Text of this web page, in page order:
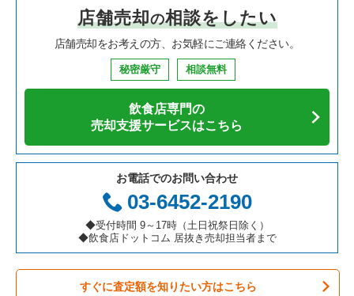
焼肉の居抜き売却物件の案件一覧
鉄板焼き・お好み焼の居抜き売却物件の案件一覧
カフェの居抜き売却物件の案件一覧
テイクアウトの居抜き売却物件の案件一覧
お弁当・惣菜・デリの居抜き売却物件の案件一覧
カラオケ・パブ・スナックの居抜き売却物件の案件一覧
バーの居抜き売却物件の案件一覧
居酒屋・ダイニングバーの居抜き売却物件の案件一覧
大阪府の飲食店の居抜き売却物件の案件一覧
兵庫県の飲食店の居抜き売却物件の案件一覧
愛知県の飲食店の居抜き売却物件の案件一覧
岐阜県の飲食店の居抜き売却物件の案件一覧
三重県の飲食店の居抜き売却物件の案件一覧
葛飾区の飲食店の居抜き売却物件の案件一覧
中央区の飲食店の居抜き売却物件の案件一覧
千代田区の飲食店の居抜き売却物件の案件一覧
港区の飲食店の居抜き売却物件の案件一覧
足立区の飲食店の居抜き売却物件の案件一覧
板橋区の飲食店の居抜き売却物件の案件一覧
台東区の飲食店の居抜き売却物件の案件一覧
練馬区の飲食店の居抜き売却物件の案件一覧
東京23区の中華の居抜き売却物件の案件一覧
東京23区のそば・うどんの居抜き売却物件の案件一覧
東京23区の焼肉の居抜き売却物件の案件一覧
東京23区の鉄板焼き・お好み焼の居抜き売却物件の案件一覧
東京23区のアジア料理の居抜き売却物件の案件一覧
東京23区のカフェの居抜き売却物件の案件一覧
東京23区のテイクアウトの居抜き売却物件の案件一覧
東京23区のお弁当・惣菜・デリの居抜き売却物件の案件一覧
代々木八幡駅の鉄板焼き・お好み焼の居抜き売却物件の案件一
代々木八幡駅のカフェの居抜き売却物件の案件一覧
代々木八幡駅のテイクアウトの居抜き売却物件の案件一覧
代々木八幡駅のバーの居抜き売却物件の案件一覧
代々木八幡駅の和食の居抜き売却物件の案件一覧
店舗売却の相談をしたい
店舗売却をお考えの方、お気軽にご連絡ください。
秘密厳守 相談無料
飲食店専門の
売却支援サービスはこちら
お電話でのお問い合わせ
03-6452-2190
◆受付時間 9～17時（土日祝祭日除く）
◆飲食店ドットコム 居抜き売却担当者まで
すぐに査定額を知りたい方はこちら